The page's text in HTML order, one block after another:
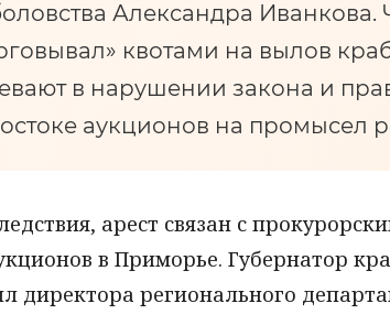
Александра Иванкова.
квотами на вылов
в нарушении закона и
аукционов на промысел
арест связан с
в Приморье. Губернатор
директора регионального